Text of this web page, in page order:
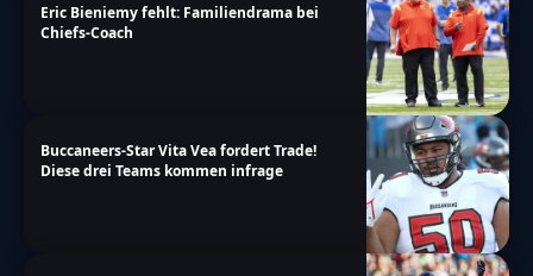
Eric Bieniemy fehlt: Familiendrama bei
Chiefs-Coach
Buccaneers-Star Vita Vea fordert Trade!
Diese drei Teams kommen infrage